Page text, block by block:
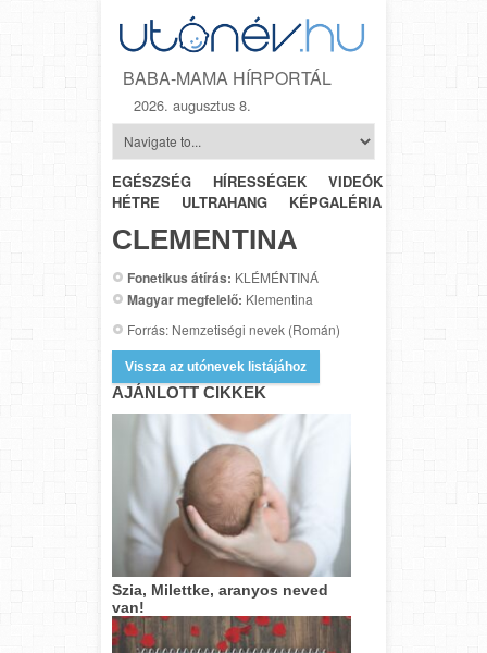
BABA-MAMA HÍRPORTÁL
2026. augusztus 8.
EGÉSZSÉG HÍRESSÉGEK VIDEÓK
HÉTRŐL-
HÉTRE
ULTRAHANG KÉPGALÉRIA
CLEMENTINA
Fonetikus átírás: KLÉMÉNTINÁ
Magyar megfelelő: Klementina
Forrás: Nemzetiségi nevek (Román)
Vissza az utónevek listájához
AJÁNLOTT CIKKEK
Szia, Milettke, aranyos neved
van!